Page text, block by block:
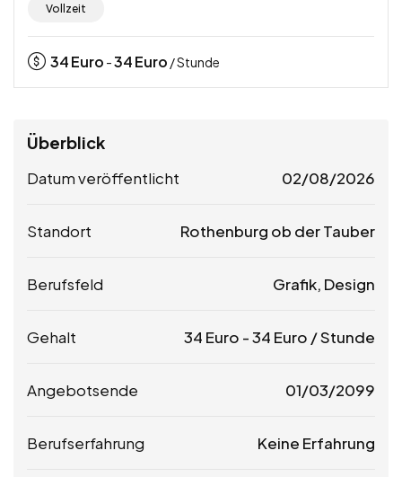
Vollzeit
34Euro -34Euro / Stunde
Überblick
Datum veröffentlicht 02/08/2026
Standort Rothenburg ob der Tauber
Berufsfeld Grafik, Design
Gehalt 34 Euro -34 Euro / Stunde
Angebotsende 01/03/2099
Berufserfahrung Keine Erfahrung